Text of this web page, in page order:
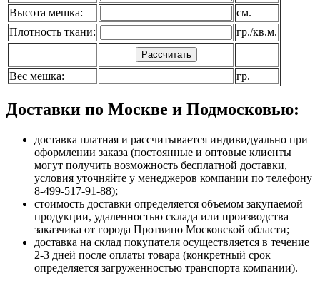
Высота мешка:
см.
Плотность ткани:
гр./кв.м.
Вес мешка: гр.
Доставки по Москве и Подмосковью:
доставка платная и рассчитывается индивидуально при
оформлении заказа (постоянные и оптовые клиенты
могут получить возможность бесплатной доставки,
условия уточняйте у менеджеров компании по телефону
8-499-517-91-88);
стоимость доставки определяется объемом закупаемой
продукции, удаленностью склада или производства
заказчика от города Протвино Московской области;
доставка на склад покупателя осуществляется в течение
2-3 дней после оплаты товара (конкретный срок
определяется загруженностью транспорта компании).